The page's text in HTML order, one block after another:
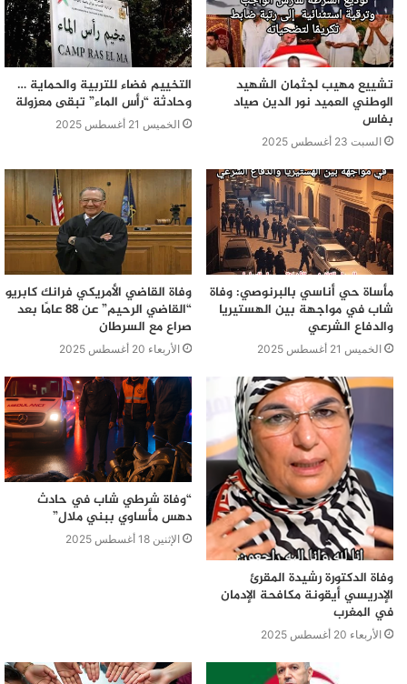
تشييع مهيب لجثمان الشهيد
الوطني العميد نور الدين صياد
بفاس
السبت 23 أغسطس 2025
التخييم فضاء للتربية والحماية …
وحادثة “رأس الماء” تبقى معزولة
الخميس 21 أغسطس 2025
مأساة حي أناسي بالبرنوصي: وفاة
شاب في مواجهة بين الهستيريا
والدفاع الشرعي
الخميس 21 أغسطس 2025
وفاة القاضي الأمريكي فرانك كابريو
“القاضي الرحيم” عن 88 عامًا بعد
صراع مع السرطان
الأربعاء 20 أغسطس 2025
وفاة الدكتورة رشيدة المقرئ
الإدريسي أيقونة مكافحة الإدمان
في المغرب
الأربعاء 20 أغسطس 2025
“وفاة شرطي شاب في حادث
دهس مأساوي ببني ملال”
الإثنين 18 أغسطس 2025